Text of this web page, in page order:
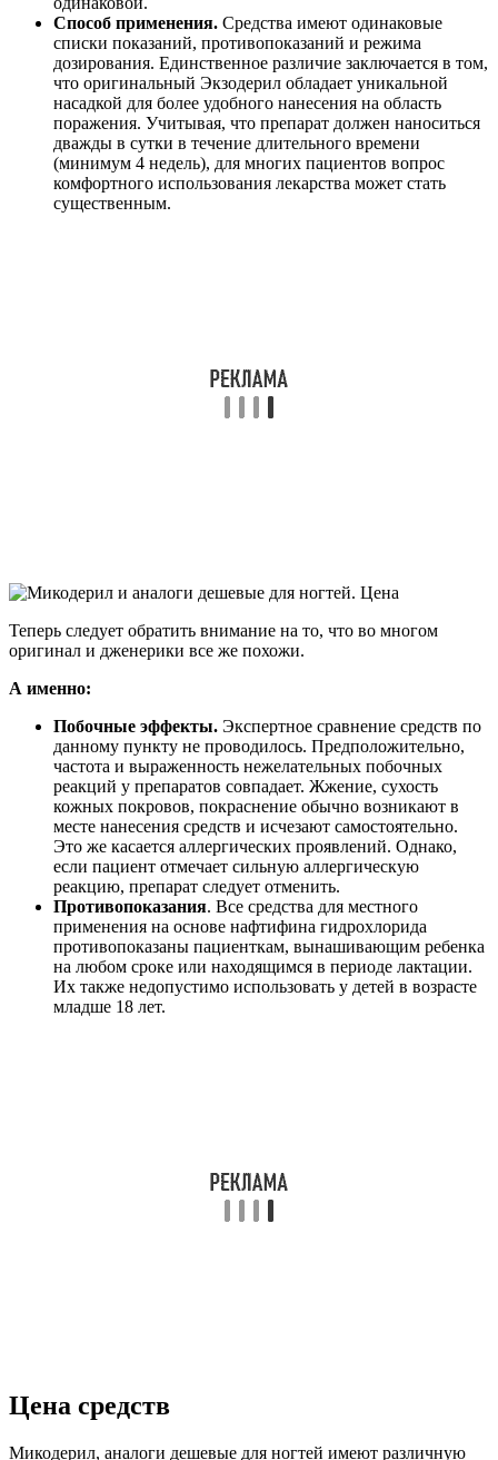
Способ применения. Средства имеют одинаковые
списки показаний, противопоказаний и режима
дозирования. Единственное различие заключается в том,
что оригинальный Экзодерил обладает уникальной
насадкой для более удобного нанесения на область
поражения. Учитывая, что препарат должен наноситься
дважды в сутки в течение длительного времени
(минимум 4 недель), для многих пациентов вопрос
комфортного использования лекарства может стать
существенным.
Теперь следует обратить внимание на то, что во многом
оригинал и дженерики все же похожи.
А именно:
Побочные эффекты. Экспертное сравнение средств по
данному пункту не проводилось. Предположительно,
частота и выраженность нежелательных побочных
реакций у препаратов совпадает. Жжение, сухость
кожных покровов, покраснение обычно возникают в
месте нанесения средств и исчезают самостоятельно.
Это же касается аллергических проявлений. Однако,
если пациент отмечает сильную аллергическую
реакцию, препарат следует отменить.
Противопоказания. Все средства для местного
применения на основе нафтифина гидрохлорида
противопоказаны пациенткам, вынашивающим ребенка
на любом сроке или находящимся в периоде лактации.
Их также недопустимо использовать у детей в возрасте
младше 18 лет.
Цена средств
Микодерил, аналоги дешевые для ногтей имеют различную